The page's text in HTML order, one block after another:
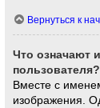
Вернуться к
Что означают
пользователя?
Вместе с
изображения.